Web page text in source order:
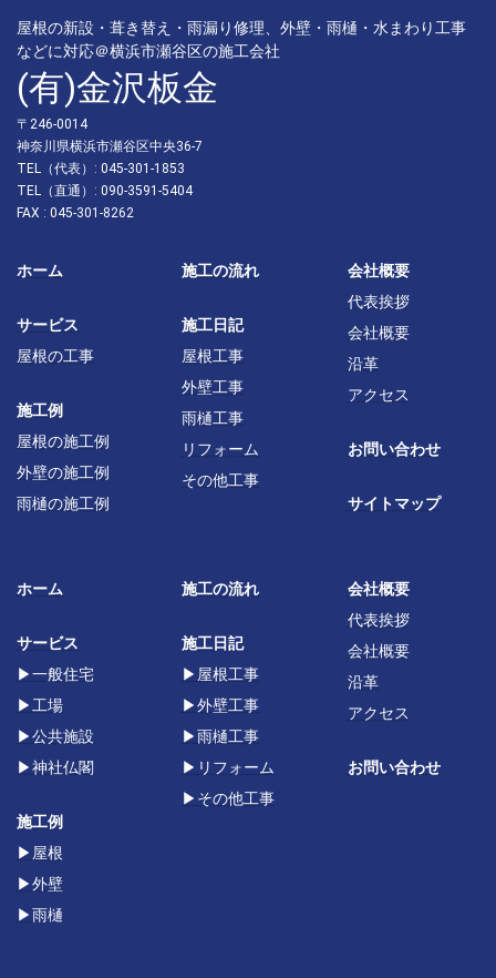
屋根の新設・葺き替え・雨漏り修理、外壁・雨樋・水まわり工事
などに対応＠横浜市瀬谷区の施工会社
(有)金沢板金
〒246-0014
神奈川県横浜市瀬谷区中央36-7
TEL（代表）: 045-301-1853
TEL（直通）: 090-3591-5404
FAX : 045-301-8262
ホーム
サービス
屋根の工事
施工例
屋根の施工例
外壁の施工例
雨樋の施工例
施工の流れ
施工日記
屋根工事
外壁工事
雨樋工事
リフォーム
その他工事
会社概要
代表挨拶
会社概要
沿革
アクセス
お問い合わせ
サイトマップ
ホーム
サービス
▶一般住宅
▶ 工場
▶公共施設
▶神社仏閣
施工例
▶屋根
▶外壁
▶雨樋
施工の流れ
施工日記
▶ 屋根工事
▶外壁工事
▶雨樋工事
▶ リフォーム
▶ その他工事
会社概要
代表挨拶
会社概要
沿革
アクセス
お問い合わせ